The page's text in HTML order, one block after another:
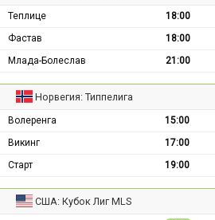
Теплице 18:00
Фастав
18:00
Млада-Болеслав
21:00
Норвегия: Типпелига
Волеренга 15:00
Викинг
17:00
Старт
19:00
США: Кубок Лиг MLS